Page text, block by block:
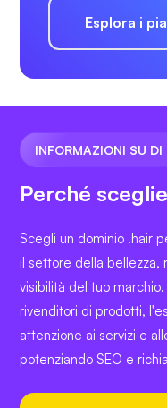
Esplora i
INFORMAZIONI SU DI
Perché
Scegli un dominio .hair
il settore della bellezza,
visibilità del tuo
rivenditori di prodotti,
attenzione ai servizi e
potenziando SEO e